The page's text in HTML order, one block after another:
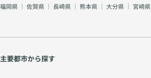
福岡県 ｜ 佐賀県 ｜ 長崎県 ｜ 熊本県 ｜ 大分県 ｜ 宮崎県
主要都市から探す